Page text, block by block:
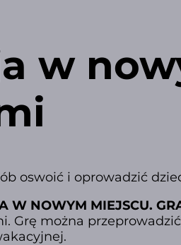
w
oswoić i oprowadzić
W NOWYM MIEJSCU.
Grę można